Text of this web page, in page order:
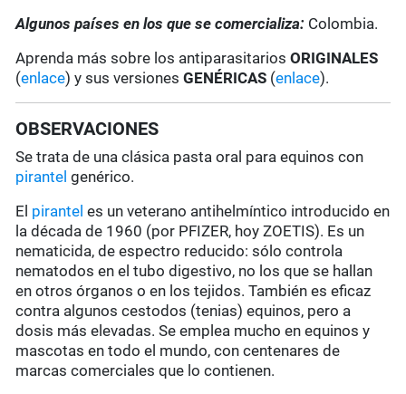
Algunos países en los que se comercializa: Colombia.
Aprenda más sobre los antiparasitariosORIGINALES
(enlace) y sus versionesGENÉRICAS (enlace).
OBSERVACIONES
Se trata de una clásica pasta oral para equinos con
pirantel genérico.
El pirantel es un veterano antihelmíntico introducido en
la década de 1960 (por PFIZER, hoy ZOETIS). Es un
nematicida, de espectro reducido: sólo controla
nematodos en el tubo digestivo, no los que se hallan
en otros órganos o en los tejidos. También es eficaz
contra algunos cestodos (tenias) equinos, pero a
dosis más elevadas. Se emplea mucho en equinos y
mascotas en todo el mundo, con centenares de
marcas comerciales que lo contienen.